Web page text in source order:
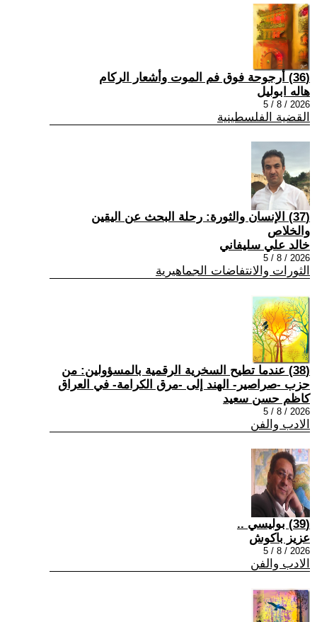
(36) أرجوحة فوق فم الموت وأشعار الركام
هاله ابوليل
2026 / 8 / 5
القضية الفلسطينية
(37) الإنسان والثورة: رحلة البحث عن اليقين
والخلاص
خالد علي سليفاني
2026 / 8 / 5
الثورات والانتفاضات الجماهيرية
(38) عندما تطيح السخرية الرقمية بالمسؤولين: من
حزب -صراصير- الهند إلى -مرق الكرامة- في العراق
كاظم حسن سعيد
2026 / 8 / 5
الادب والفن
(39) بوليسي ..
عزيز باكوش
2026 / 8 / 5
الادب والفن